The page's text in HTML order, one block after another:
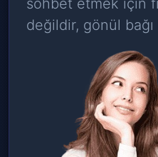
değildir, gönül